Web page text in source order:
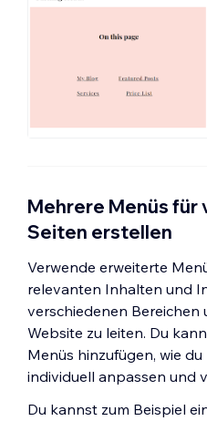
Mehrere Menüs für
Seiten erstellen
Verwende erweiterte
relevanten Inhalten und
verschiedenen Bereichen
Website zu leiten. Du
Menüs hinzufügen, wie
individuell anpassen und
Du kannst zum Beispiel